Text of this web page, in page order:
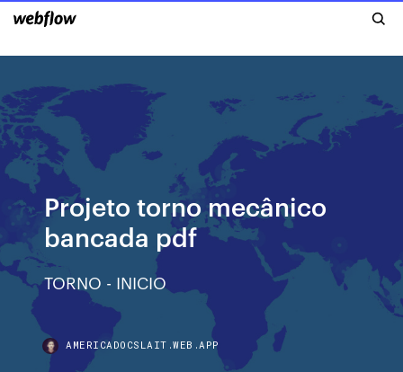
Projeto torno mecânico
bancada pdf
TORNO - INICIO
AMERICADOCSLAIT.WEB.APP